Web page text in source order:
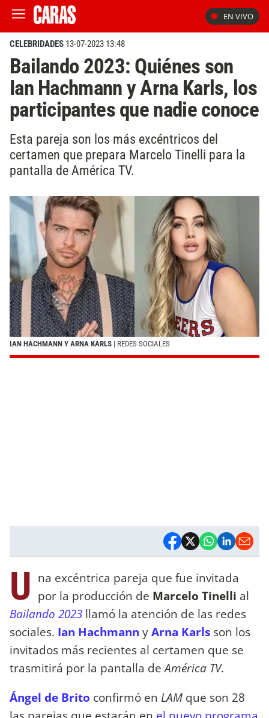
EN VIVO
CELEBRIDADES 13-07-2023 13:48
Bailando 2023: Quiénes son
Ian Hachmann y Arna Karls, los
participantes que nadie conoce
Esta pareja son los más excéntricos del
certamen que prepara Marcelo Tinelli para la
pantalla de América TV.
IAN HACHMANN Y ARNA KARLS | REDES SOCIALES
U na excéntrica pareja que fue invitada
por la producción de Marcelo Tinelli al
Bailando 2023 llamó la atención de las redes
sociales. Ian Hachmann yArna Karls son los
invitados más recientes al certamen que se
trasmitirá por la pantalla deAmérica TV.
Ángel de Brito confirmó en LAM que son 28